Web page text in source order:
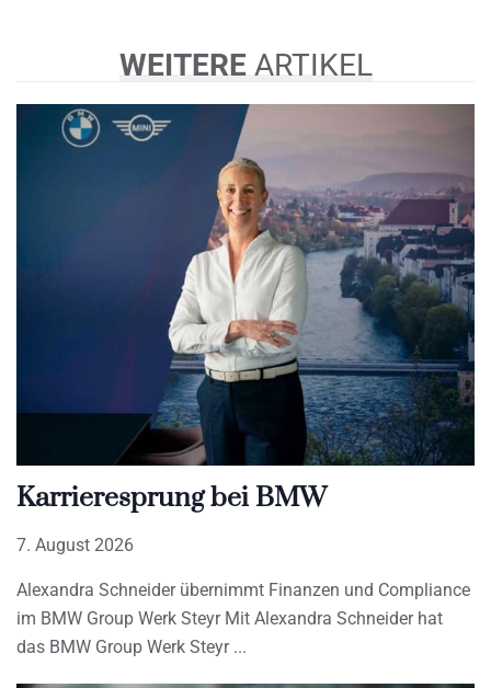
WEITERE ARTIKEL
Karrieresprung bei BMW
7. August 2026
Alexandra Schneider übernimmt Finanzen und Compliance
im BMW Group Werk Steyr Mit Alexandra Schneider hat
das BMW Group Werk Steyr